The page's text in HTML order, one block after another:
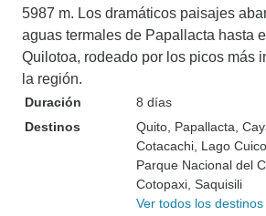
5987 m. Los dramáticos paisajes
aguas termales de Papallacta hasta
Quilotoa, rodeado por los picos más
la región.
Duración
8 días
Destinos
Quito , Papallacta ,
Cotacachi , Lago
Parque Nacional del
Cotopaxi , Saquisili
Ver todos los destinos